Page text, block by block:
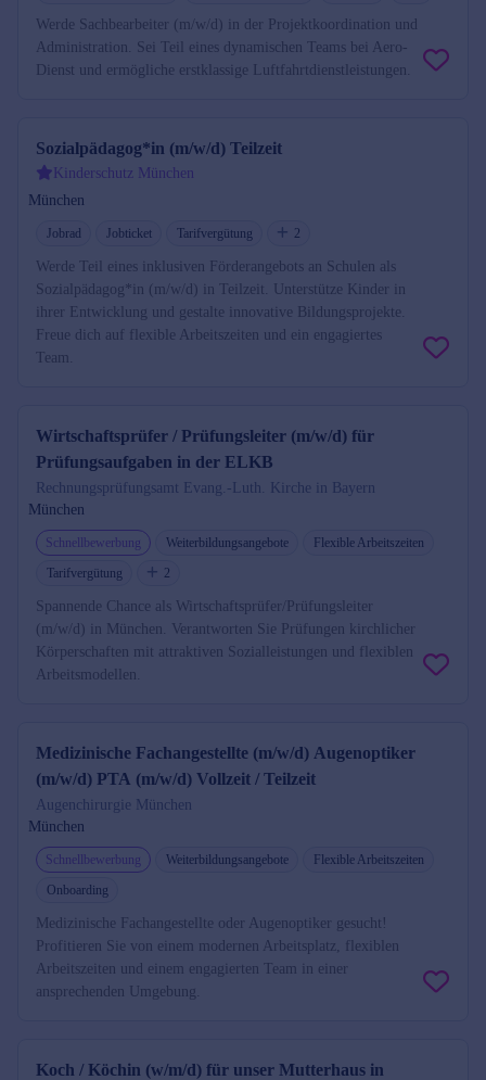
Werde Sachbearbeiter (m/w/d) in der Projektkoordination und
Administration. Sei Teil eines dynamischen Teams bei Aero-
Dienst und ermögliche erstklassige Luftfahrtdienstleistungen.
Sozialpädagog*in (m/w/d) Teilzeit
Kinderschutz München
München
Jobrad Jobticket Tarifvergütung 2
Werde Teil eines inklusiven Förderangebots an Schulen als
Sozialpädagog*in (m/w/d) in Teilzeit. Unterstütze Kinder in
ihrer Entwicklung und gestalte innovative Bildungsprojekte.
Freue dich auf flexible Arbeitszeiten und ein engagiertes
Team.
Wirtschaftsprüfer / Prüfungsleiter (m/w/d) für
Prüfungsaufgaben in der ELKB
Rechnungsprüfungsamt Evang.-Luth. Kirche in Bayern
München
Schnellbewerbung Weiterbildungsangebote
Flexible Arbeitszeiten
Tarifvergütung
2
Spannende Chance als Wirtschaftsprüfer/Prüfungsleiter
(m/w/d) in München. Verantworten Sie Prüfungen kirchlicher
Körperschaften mit attraktiven Sozialleistungen und flexiblen
Arbeitsmodellen.
Medizinische Fachangestellte (m/w/d) Augenoptiker
(m/w/d) PTA (m/w/d) Vollzeit / Teilzeit
Augenchirurgie München
München
Schnellbewerbung Weiterbildungsangebote
Flexible Arbeitszeiten
Onboarding
Medizinische Fachangestellte oder Augenoptiker gesucht!
Profitieren Sie von einem modernen Arbeitsplatz, flexiblen
Arbeitszeiten und einem engagierten Team in einer
ansprechenden Umgebung.
Koch / Köchin (w/m/d) für unser Mutterhaus in